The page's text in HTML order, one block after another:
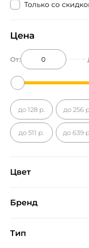
Только со
Цена
От:
до 128 р. до 256
до 511 р. до 639
Цвет
Бренд
Forward
Тип